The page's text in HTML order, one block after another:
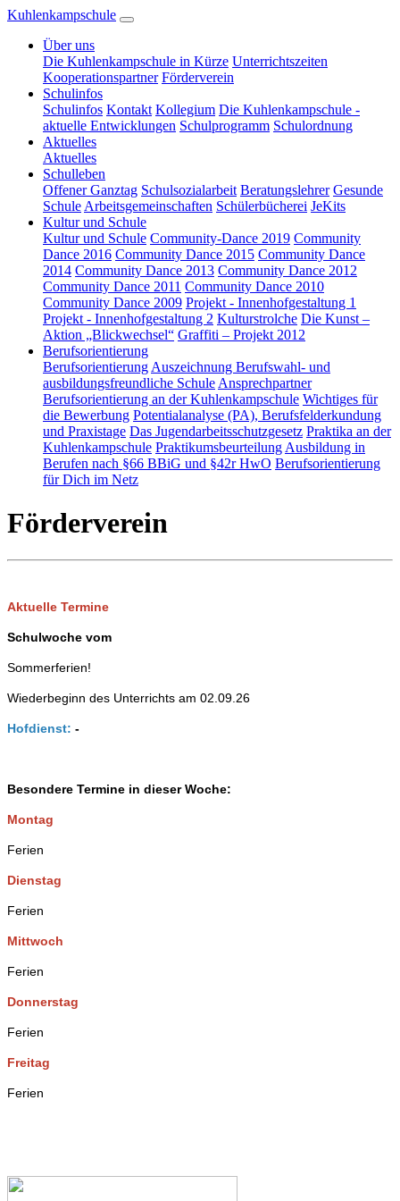
Kuhlenkampschule
Über uns
Die Kuhlenkampschule in Kürze Unterrichtszeiten
Kooperationspartner Förderverein
Schulinfos
Schulinfos Kontakt Kollegium Die Kuhlenkampschule -
aktuelle Entwicklungen Schulprogramm Schulordnung
Aktuelles
Aktuelles
Schulleben
Offener Ganztag Schulsozialarbeit Beratungslehrer Gesunde
Schule Arbeitsgemeinschaften Schülerbücherei JeKits
Kultur und Schule
Kultur und Schule Community-Dance 2019 Community
Dance 2016 Community Dance 2015 Community Dance
2014 Community Dance 2013 Community Dance 2012
Community Dance 2011 Community Dance 2010
Community Dance 2009 Projekt - Innenhofgestaltung 1
Projekt - Innenhofgestaltung 2 Kulturstrolche Die Kunst –
Aktion „Blickwechsel“ Graffiti – Projekt 2012
Berufsorientierung
Berufsorientierung Auszeichnung Berufswahl- und
ausbildungsfreundliche Schule Ansprechpartner
Berufsorientierung an der Kuhlenkampschule Wichtiges für
die Bewerbung Potentialanalyse (PA), Berufsfelderkundung
und Praxistage Das Jugendarbeitsschutzgesetz Praktika an der
Kuhlenkampschule Praktikumsbeurteilung Ausbildung in
Berufen nach §66 BBiG und §42r HwO Berufsorientierung
für Dich im Netz
Förderverein
Aktuelle Termine
Schulwoche vom
Sommerferien!
Wiederbeginn des Unterrichts am 02.09.26
Hofdienst: -
Besondere Termine in dieser Woche:
Montag
Ferien
Dienstag
Ferien
Mittwoch
Ferien
Donnerstag
Ferien
Freitag
Ferien